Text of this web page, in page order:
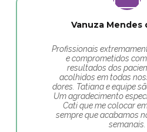
Vanuza Mendes
Profissionais
e comprometidos
resultados dos
acolhidos em todas
dores. Tatiana e equipe
Um agradecimento
Cati que me colocar
sempre que acabamos
semanais.